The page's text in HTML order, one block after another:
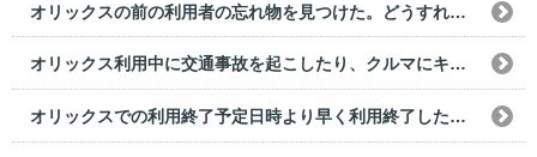
オリックスの前の利用者の忘れ物を見つけた。どうすればよいですか？
オリックス利用中に交通事故を起こしたり、クルマにキズをつけた場合はどうすればいいですか？
オリックスでの利用終了予定日時より早く利用終了した場合の利用料金はどうなりますか？